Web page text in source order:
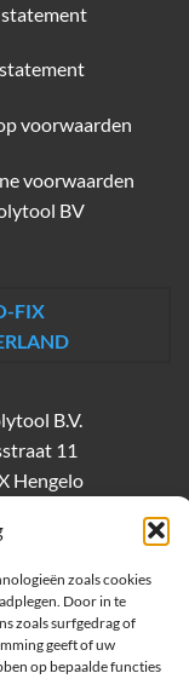
zoals cookies
Door in te
zoals surfgedrag of
geeft of uw
op bepaalde functies
voorwaarden
voorwaarden
BV
FIX
B.V.
11
Hengelo
op Youtube
op Linkedin